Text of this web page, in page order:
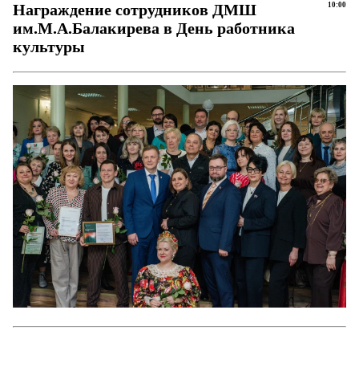
10:00
Награждение сотрудников ДМШ
им.М.А.Балакирева в День работника
культуры